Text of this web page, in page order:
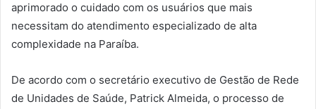
aprimorado o cuidado com os usuários que mais
necessitam do atendimento especializado de alta
complexidade na Paraíba.
De acordo com o secretário executivo de Gestão de Rede
de Unidades de Saúde, Patrick Almeida, o processo de